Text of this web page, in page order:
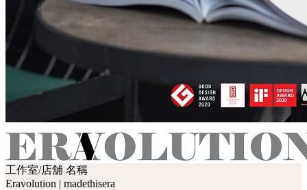
工作室/店舖 名稱
Eravolution | madethisera